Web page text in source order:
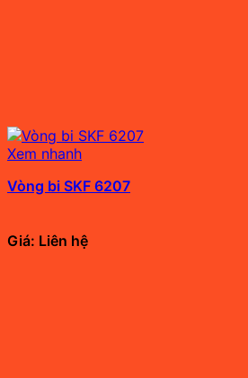
Xem nhanh
Vòng bi SKF 6207
Giá: Liên hệ